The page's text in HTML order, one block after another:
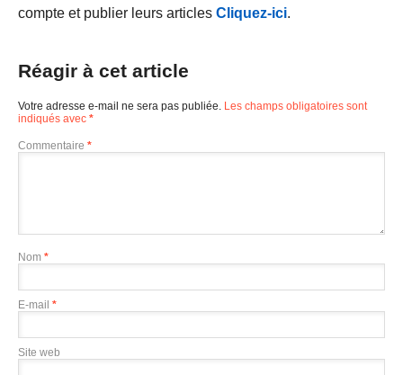
compte et publier leurs articles Cliquez-ici.
Réagir à cet article
Votre adresse e-mail ne sera pas publiée. Les champs obligatoires sont
indiqués avec *
Commentaire *
Nom *
E-mail *
Site web